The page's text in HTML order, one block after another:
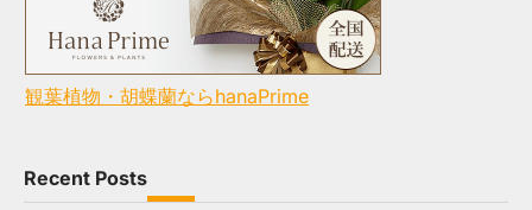
観葉植物・胡蝶蘭ならhanaPrime
Recent Posts